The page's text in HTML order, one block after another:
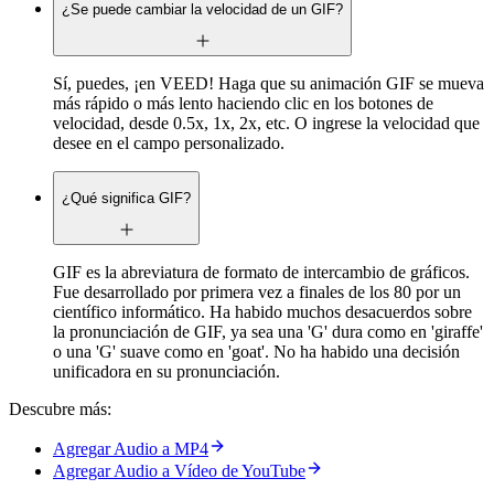
¿Se puede cambiar la velocidad de un GIF?
Sí, puedes, ¡en VEED! Haga que su animación GIF se mueva
más rápido o más lento haciendo clic en los botones de
velocidad, desde 0.5x, 1x, 2x, etc. O ingrese la velocidad que
desee en el campo personalizado.
¿Qué significa GIF?
GIF es la abreviatura de formato de intercambio de gráficos.
Fue desarrollado por primera vez a finales de los 80 por un
científico informático. Ha habido muchos desacuerdos sobre
la pronunciación de GIF, ya sea una 'G' dura como en 'giraffe'
o una 'G' suave como en 'goat'. No ha habido una decisión
unificadora en su pronunciación.
Descubre más:
Agregar Audio a MP4
Agregar Audio a Vídeo de YouTube